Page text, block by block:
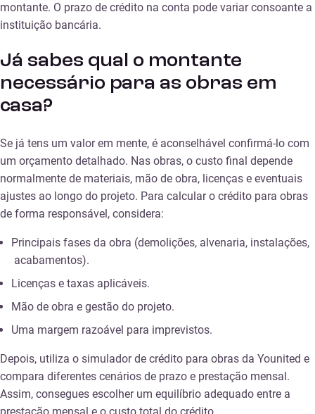
montante. O prazo de crédito na conta pode variar consoante a
instituição bancária.
Já sabes qual o montante
necessário para as obras em
casa?
Se já tens um valor em mente, é aconselhável confirmá-lo com
um orçamento detalhado. Nas obras, o custo final depende
normalmente de materiais, mão de obra, licenças e eventuais
ajustes ao longo do projeto. Para calcular o crédito para obras
de forma responsável, considera:
Principais fases da obra (demolições, alvenaria, instalações,
acabamentos).
Licenças e taxas aplicáveis.
Mão de obra e gestão do projeto.
Uma margem razoável para imprevistos.
Depois, utiliza o simulador de crédito para obras da Younited e
compara diferentes cenários de prazo e prestação mensal.
Assim, consegues escolher um equilíbrio adequado entre a
prestação mensal e o custo total do crédito.